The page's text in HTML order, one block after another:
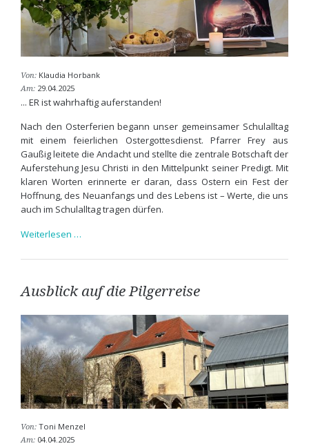
Von:Klaudia Horbank
Am: 29.04.2025
... ER ist wahrhaftig auferstanden!
Nach den Osterferien begann unser gemeinsamer Schulalltag
mit einem feierlichen Ostergottesdienst. Pfarrer Frey aus
Gaußig leitete die Andacht und stellte die zentrale Botschaft der
Auferstehung Jesu Christi in den Mittelpunkt seiner Predigt. Mit
klaren Worten erinnerte er daran, dass Ostern ein Fest der
Hoffnung, des Neuanfangs und des Lebens ist – Werte, die uns
auch im Schulalltag tragen dürfen.
Weiterlesen …Der
ist
...
Ausblick auf die Pilgerreise
Von:Toni Menzel
Am: 04.04.2025